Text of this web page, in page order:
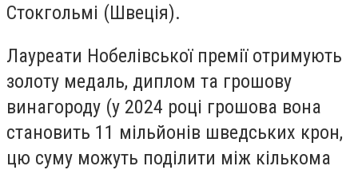
Стокгольмі (Швеція).
Лауреати Нобелівської премії отримують
золоту медаль, диплом та грошову
винагороду (у 2024 році грошова вона
становить 11 мільйонів шведських крон,
цю суму можуть поділити між кількома